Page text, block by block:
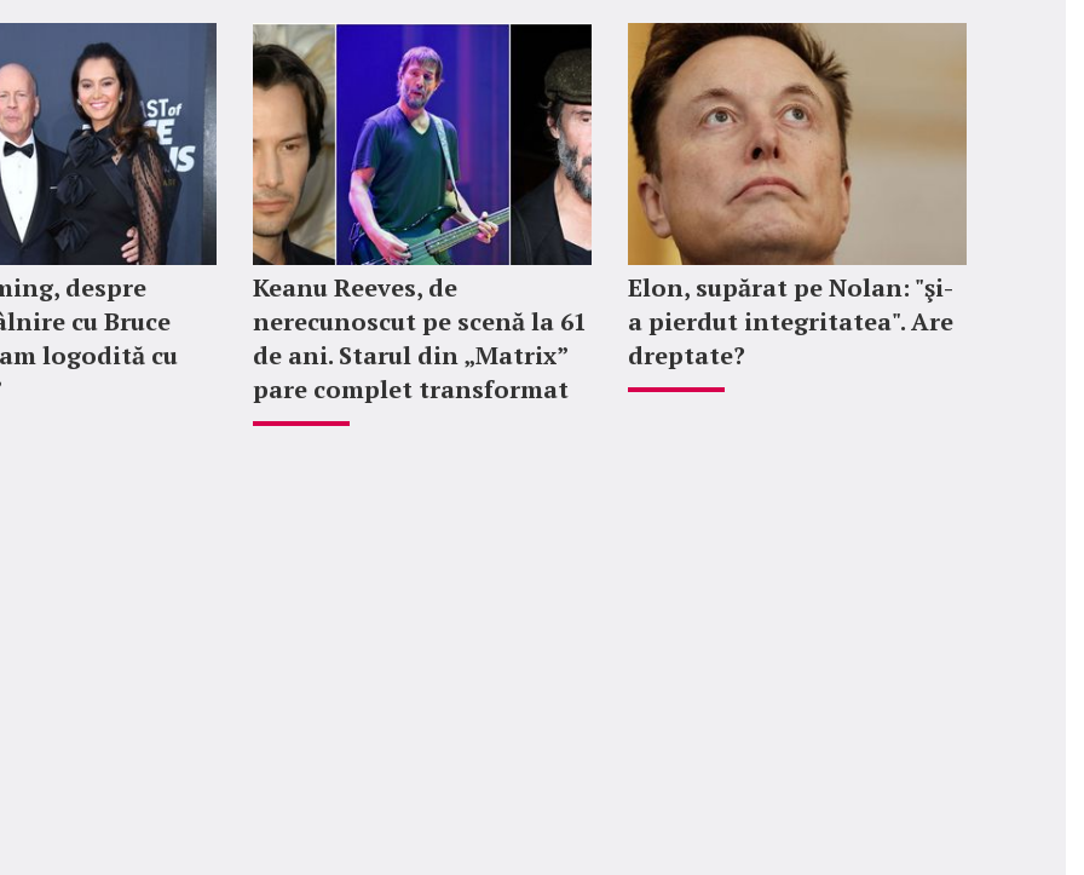
despre
cu Bruce
logodită cu
Keanu Reeves, de
nerecunoscut pe scenă la 61
de ani. Starul din „Matrix”
pare complet transformat
Elon, supărat pe Nolan: "şi-
a pierdut integritatea". Are
dreptate?